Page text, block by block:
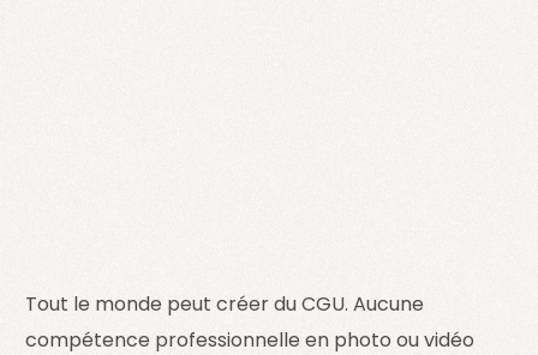
Tout le monde peut créer du CGU. Aucune
compétence professionnelle en photo ou vidéo